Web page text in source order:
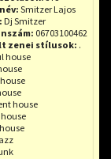
Smitzer Lajos
Dj Smitzer
06703100462
zenei stílusok: .
house
house